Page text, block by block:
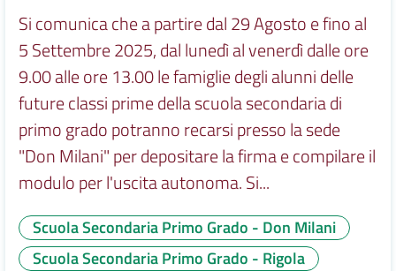
Si comunica che a partire dal 29 Agosto e fino al
5 Settembre 2025, dal lunedì al venerdì dalle ore
9.00 alle ore 13.00 le famiglie degli alunni delle
future classi prime della scuola secondaria di
primo grado potranno recarsi presso la sede
"Don Milani" per depositare la firma e compilare il
modulo per l'uscita autonoma. Si...
Scuola Secondaria Primo Grado - Don Milani
Scuola Secondaria Primo Grado - Rigola